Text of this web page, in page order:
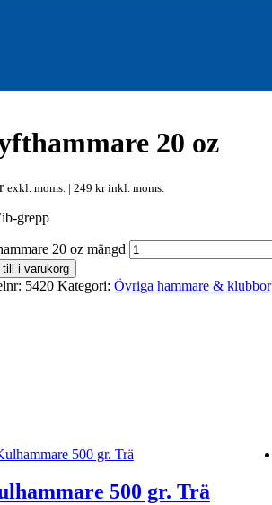
20 oz
exkl. moms. | 249 krinkl. moms.
grepp
20 oz mängd
till i varukorg
5420 Kategori: Övriga hammare & klubbor
500 gr. Trä